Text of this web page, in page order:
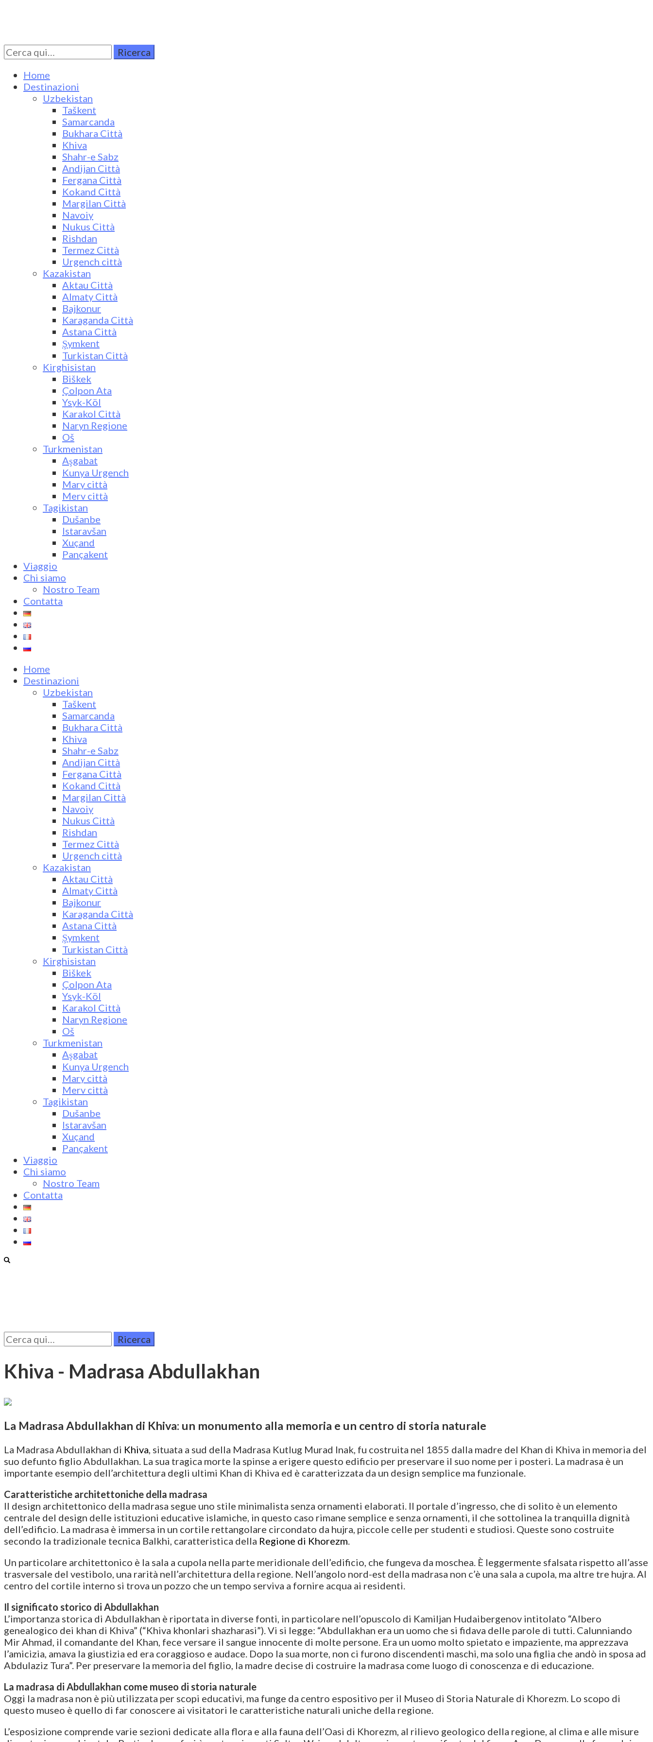
Turkestan Travel
Discover Central Asia
Cerca
per:
Home
Destinazioni
Uzbekistan
Taškent
Samarcanda
Bukhara Città
Khiva
Shahr-e Sabz
Andijan Città
Fergana Città
Kokand Città
Margilan Città
Navoiy
Nukus Città
Rishdan
Termez Città
Urgench città
Kazakistan
Aktau Città
Almaty Città
Bajkonur
Karaganda Città
Astana Città
Şymkent
Turkistan Città
Kirghisistan
Biškek
Çolpon Ata
Ysyk-Köl
Karakol Città
Naryn Regione
Oš
Turkmenistan
Aşgabat
Kunya Urgench
Mary città
Merv città
Tagikistan
Dušanbe
Istaravšan
Xuçand
Pançakent
Viaggio
Chi siamo
Nostro Team
Contatta
Home
Destinazioni
Uzbekistan
Taškent
Samarcanda
Bukhara Città
Khiva
Shahr-e Sabz
Andijan Città
Fergana Città
Kokand Città
Margilan Città
Navoiy
Nukus Città
Rishdan
Termez Città
Urgench città
Kazakistan
Aktau Città
Almaty Città
Bajkonur
Karaganda Città
Astana Città
Şymkent
Turkistan Città
Kirghisistan
Biškek
Çolpon Ata
Ysyk-Köl
Karakol Città
Naryn Regione
Oš
Turkmenistan
Aşgabat
Kunya Urgench
Mary città
Merv città
Tagikistan
Dušanbe
Istaravšan
Xuçand
Pançakent
Viaggio
Chi siamo
Nostro Team
Contatta
Cerca
per:
Khiva - Madrasa Abdullakhan
La Madrasa Abdullakhan di Khiva: un monumento alla memoria e un centro di storia naturale
La Madrasa Abdullakhan di Khiva, situata a sud della Madrasa Kutlug Murad Inak, fu costruita nel 1855 dalla madre del Khan di Khiva in memoria del
suo defunto figlio Abdullakhan. La sua tragica morte la spinse a erigere questo edificio per preservare il suo nome per i posteri. La madrasa è un
importante esempio dell’architettura degli ultimi Khan di Khiva ed è caratterizzata da un design semplice ma funzionale.
Caratteristiche architettoniche della madrasa
Il design architettonico della madrasa segue uno stile minimalista senza ornamenti elaborati. Il portale d’ingresso, che di solito è un elemento
centrale del design delle istituzioni educative islamiche, in questo caso rimane semplice e senza ornamenti, il che sottolinea la tranquilla dignità
dell’edificio. La madrasa è immersa in un cortile rettangolare circondato da hujra, piccole celle per studenti e studiosi. Queste sono costruite
secondo la tradizionale tecnica Balkhi, caratteristica della Regione di Khorezm.
Un particolare architettonico è la sala a cupola nella parte meridionale dell’edificio, che fungeva da moschea. È leggermente sfalsata rispetto all’asse
trasversale del vestibolo, una rarità nell’architettura della regione. Nell’angolo nord-est della madrasa non c’è una sala a cupola, ma altre tre hujra. Al
centro del cortile interno si trova un pozzo che un tempo serviva a fornire acqua ai residenti.
Il significato storico di Abdullakhan
L’importanza storica di Abdullakhan è riportata in diverse fonti, in particolare nell’opuscolo di Kamiljan Hudaibergenov intitolato “Albero
genealogico dei khan di Khiva” (“Khiva khonlari shazharasi”). Vi si legge: “Abdullakhan era un uomo che si fidava delle parole di tutti. Calunniando
Mir Ahmad, il comandante del Khan, fece versare il sangue innocente di molte persone. Era un uomo molto spietato e impaziente, ma apprezzava
l’amicizia, amava la giustizia ed era coraggioso e audace. Dopo la sua morte, non ci furono discendenti maschi, ma solo una figlia che andò in sposa ad
Abdulaziz Tura”. Per preservare la memoria del figlio, la madre decise di costruire la madrasa come luogo di conoscenza e di educazione.
La madrasa di Abdullakhan come museo di storia naturale
Oggi la madrasa non è più utilizzata per scopi educativi, ma funge da centro espositivo per il Museo di Storia Naturale di Khorezm. Lo scopo di
questo museo è quello di far conoscere ai visitatori le caratteristiche naturali uniche della regione.
L’esposizione comprende varie sezioni dedicate alla flora e alla fauna dell’Oasi di Khorezm, al rilievo geologico della regione, al clima e alle misure